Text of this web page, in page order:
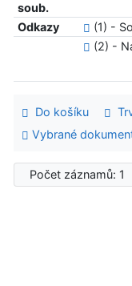
soub.
Odkazy
(1) -
(2) -
Do košíku
Vybrané
Počet záznamů: 1